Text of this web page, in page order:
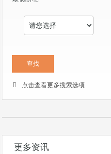
点击查看更多搜索选项
更多资讯